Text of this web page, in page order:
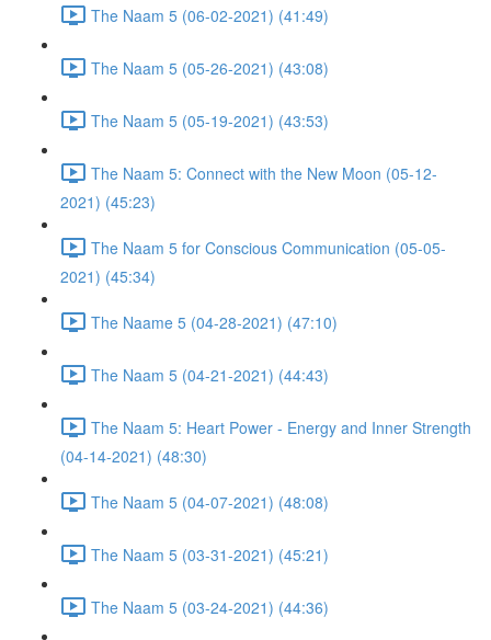
The Naam 5 (06-02-2021) (41:49)
The Naam 5 (05-26-2021) (43:08)
The Naam 5 (05-19-2021) (43:53)
The Naam 5: Connect with the New Moon (05-12-
2021) (45:23)
The Naam 5 for Conscious Communication (05-05-
2021) (45:34)
The Naame 5 (04-28-2021) (47:10)
The Naam 5 (04-21-2021) (44:43)
The Naam 5: Heart Power - Energy and Inner Strength
(04-14-2021) (48:30)
The Naam 5 (04-07-2021) (48:08)
The Naam 5 (03-31-2021) (45:21)
The Naam 5 (03-24-2021) (44:36)